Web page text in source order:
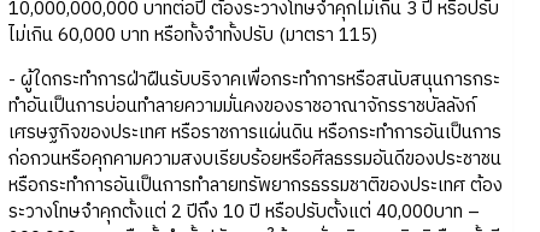
10,000,000,000 บาทต่อปี ต้องระวางโทษจำคุกไม่เกิน 3 ปี หรือปรับ
ไม่เกิน 60,000 บาท หรือทั้งจำทั้งปรับ (มาตรา 115)
- ผู้ใดกระทำการฝ่าฝืนรับบริจาคเพื่อกระทำการหรือสนับสนุนการกระ
ทำอันเป็นการบ่อนทำลายความมั่นคงของราชอาณาจักรราชบัลลังก์
เศรษฐกิจของประเทศ หรือราชการแผ่นดิน หรือกระทำการอันเป็นการ
ก่อกวนหรือคุกคามความสงบเรียบร้อยหรือศีลธรรมอันดีของประชาชน
หรือกระทำการอันเป็นการทำลายทรัพยากรธรรมชาติของประเทศ ต้อง
ระวางโทษจำคุกตั้งแต่ 2 ปีถึง 10 ปี หรือปรับตั้งแต่ 40,000บาท –